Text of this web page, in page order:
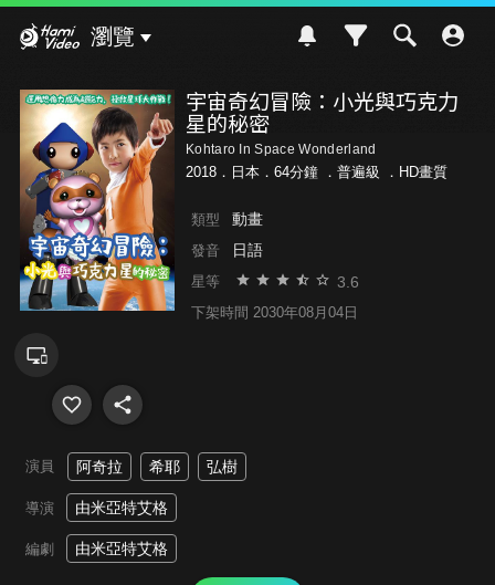
瀏覽
宇宙奇幻冒險：小光與巧克力
星的秘密
Kohtaro In Space Wonderland
2018．日本．64分鐘 ． 普遍級 ．HD畫質
類型 動畫
發音 日語
星等 3.6
下架時間 2030年08月04日
演員 阿奇拉 希耶 弘樹
導演 由米亞特艾格
編劇 由米亞特艾格